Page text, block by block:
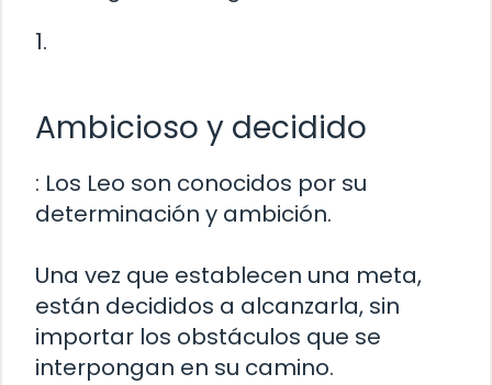
1.
Ambicioso y decidido
: Los Leo son conocidos por su
determinación y ambición.
Una vez que establecen una meta,
están decididos a alcanzarla, sin
importar los obstáculos que se
interpongan en su camino.